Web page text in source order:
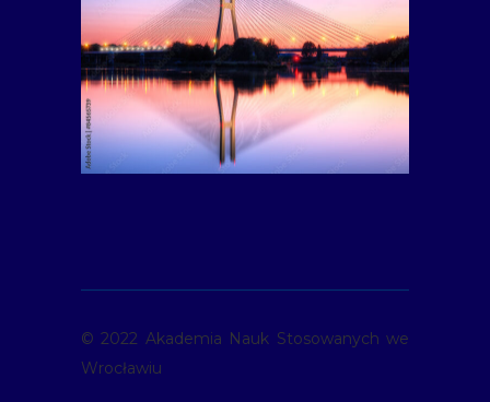
© 2022 Akademia Nauk Stosowanych we
Wrocławiu